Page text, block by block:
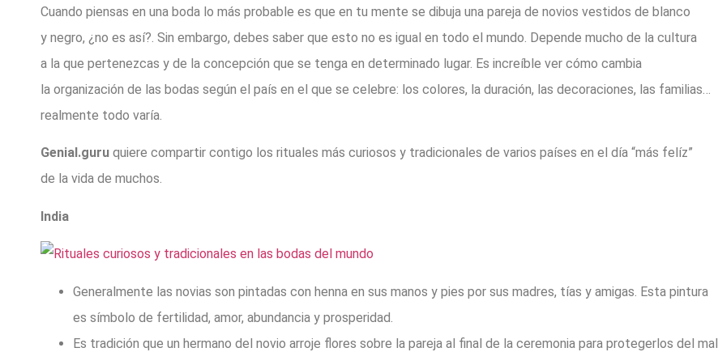
Cuando piensas en una boda lo más probable es que en tu mente se dibuja una pareja de novios vestidos de blanco
y negro, ¿no es así?. Sin embargo, debes saber que esto no es igual en todo el mundo. Depende mucho de la cultura
a la que pertenezcas y de la concepción que se tenga en determinado lugar. Es increíble ver cómo cambia
la organización de las bodas según el país en el que se celebre: los colores, la duración, las decoraciones, las familias…
realmente todo varía.
Genial.guru quiere compartir contigo los rituales más curiosos y tradicionales de varios países en el día “más felíz”
de la vida de muchos.
India
Generalmente las novias son pintadas con henna en sus manos y pies por sus madres, tías y amigas. Esta pintura
es símbolo de fertilidad, amor, abundancia y prosperidad.
Es tradición que un hermano del novio arroje flores sobre la pareja al final de la ceremonia para protegerlos del mal.